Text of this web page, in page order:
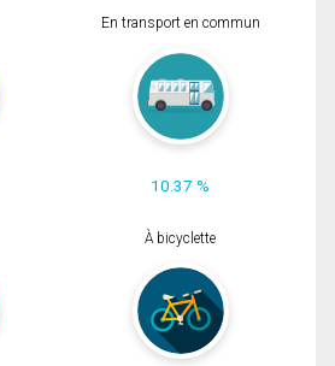
En transport en commun
10.37 %
À bicyclette